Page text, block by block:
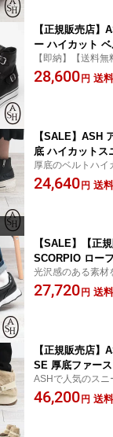
【正規販売店】
ー ハイカット
定番 靴 シュー
ンソール 脚長効
【即納】【送料
ザー ハイカット
オシャレ カワイイ
28,600 円 送
【SALE】ASH
底 ハイカットス
8026 |靴 シュー
ットインソール
厚底のベルトハイ
を使いしなやかで
ベルトスニーカー
24,640 円 送
【SALE】【正
SCORPIO ロー
K 150145 | 靴 シ
ソール 旅行 お出
光沢感のある素材
グの主役としても
ーカーです
27,720 円 送
【正規販売店】
SE 厚底ファー
1 | 靴 シューズ
ァー ボリューム
ASHで人気のスニ
ミーなソールを使
愛いフォルムに仕
46,200 円 送